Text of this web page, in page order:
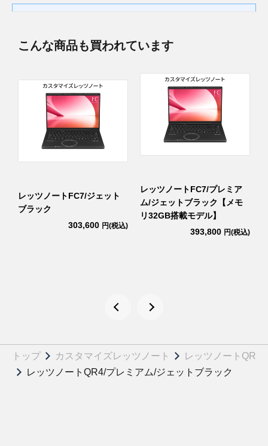
バッテリーライフサイクルNAVIなし
保証・特別保証
4年保証+4年特別保証プレミアム
こんな商品も買われています
レッツノートFC7/ジェット
ブラック
303,600 円(税込)
レッツノートFC7/プレミア
ム/ジェットブラック【メモ
リ32GB搭載モデル】
393,800 円(税込)
トップ カスタマイズレッツノート
レッツノートQR
レッツノートQR4/プレミアム/ジェットブラック